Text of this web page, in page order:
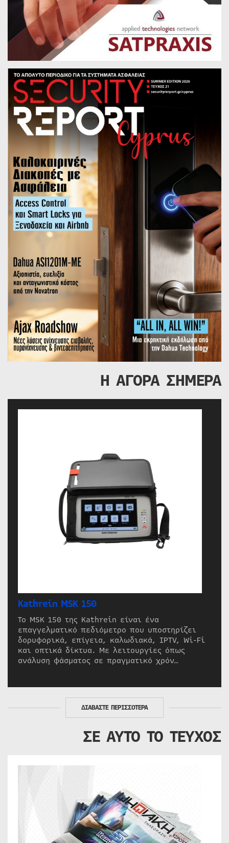
Η ΑΓΟΡΑ ΣΗΜΕΡΑ
Kathrein MSK 150
Το MSK 150 της Kathrein είναι ένα
επαγγελματικό πεδιόμετρο που υποστηρίζει
δορυφορικά, επίγεια, καλωδιακά, IPTV, Wi-Fi
και οπτικά δίκτυα. Με λειτουργίες όπως
ανάλυση φάσματος σε πραγματικό χρόν…
ΔΙΑΒΑΣΤΕ ΠΕΡΙΣΣΟΤΕΡΑ
ΣΕ ΑΥΤΟ ΤΟ ΤΕΥΧΟΣ